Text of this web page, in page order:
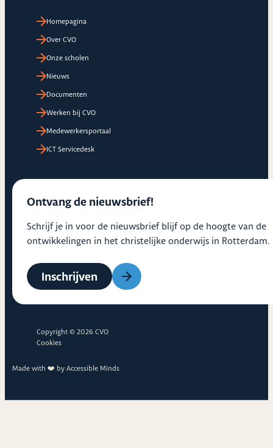
Homepagina
Over CVO
Onze scholen
Nieuws
Documenten
Werken bij CVO
Medewerkersportaal
ICT Servicedesk
Ontvang de nieuwsbrief!
Schrijf je in voor de nieuwsbrief blijf op de hoogte van de
ontwikkelingen in het christelijke onderwijs in Rotterdam.
Inschrijven
Copyright © 2026 CVO
Cookies
Made with ❤️ by Accessible Minds